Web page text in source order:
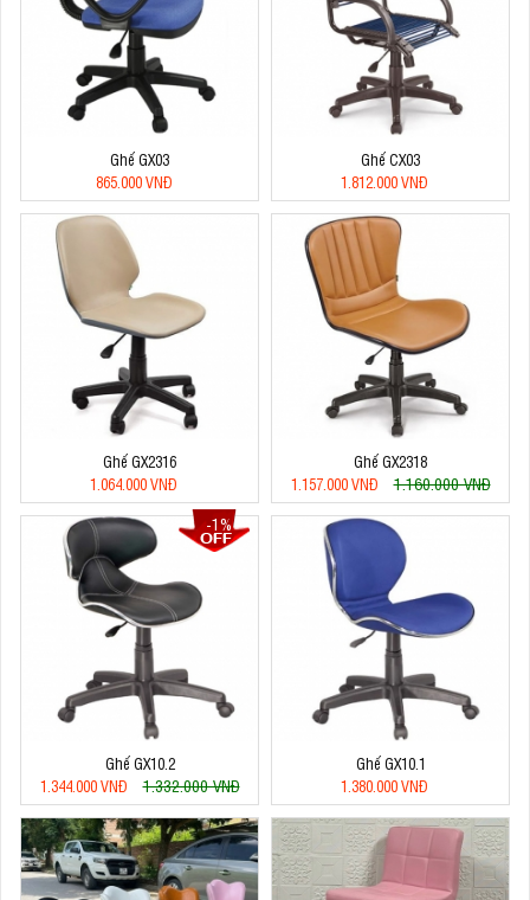
Ghế GX03
865.000 VNĐ
Ghế CX03
1.812.000 VNĐ
Ghế GX2316
1.064.000 VNĐ
Ghế GX2318
1.157.000 VNĐ
1.160.000 VNĐ
-1%
Ghế GX10.2
1.344.000 VNĐ
1.332.000 VNĐ
Ghế GX10.1
1.380.000 VNĐ